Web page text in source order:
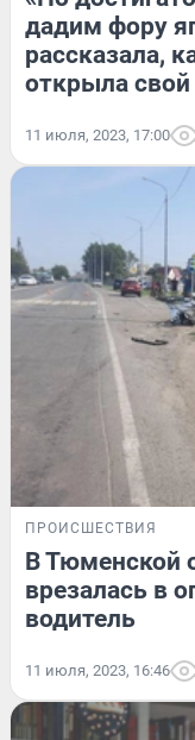
дадим фору
рассказала,
открыла свой
11 июля, 2023, 17:00
ПРОИСШЕСТВИЯ
В Тюменской
врезалась в
водитель
11 июля, 2023, 16:46